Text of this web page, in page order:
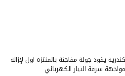
يقود جولة مفاجئة بالمنتزه أول لإزالة
سرقة التيار الكهربائي